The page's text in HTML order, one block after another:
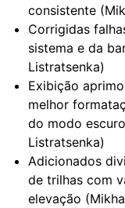
consistente
Corrigidas
sistema e da
Listratsenka)
Exibição
melhor
do modo
Listratsenka)
Adicionados
de trilhas com
elevação